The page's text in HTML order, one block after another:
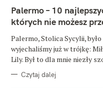
G
R
Palermo – 10
których nie możesz
Palermo, Stolica Sycylii,
wyjechaliśmy już w trójkę:
Lily. Był to dla mnie niezły
Czytaj dalej